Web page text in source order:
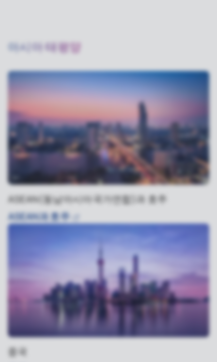
아시아 태평양
ASEAN(동남아시아국가연합)과 호주
ASEAN과호주
중국